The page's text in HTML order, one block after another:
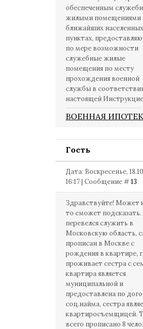
обеспеченным
жилыми помещениями
ближайших населенных
пунктах,
по мере возможности
служебные жилые
помещения по месту
прохождения военной
службы в
настоящей
ВОЕННАЯ
Гость
Дата: Воскресенье,
16:17 | Сообщение #13
Здравствуйте! Может
то сможет подсказать.
перевелся служить в
Московскую область,
прописан в Москве с
рождения в квартире,
проживает сестра с
квартира является
муниципальной и
предоставлена по
соц.найма, сестра
квартиросъемщицей.
всего прописано 8